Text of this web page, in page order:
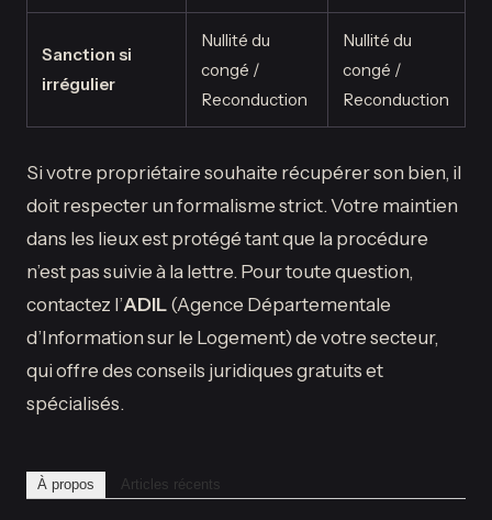
Sanction si
irrégulier
Nullité du
congé /
Reconduction
Nullité du
congé /
Reconduction
Si votre propriétaire souhaite récupérer son bien, il
doit respecter un formalisme strict. Votre maintien
dans les lieux est protégé tant que la procédure
n’est pas suivie à la lettre. Pour toute question,
contactez l’ADIL(Agence Départementale
d’Information sur le Logement) de votre secteur,
qui offre des conseils juridiques gratuits et
spécialisés.
À propos Articles récents